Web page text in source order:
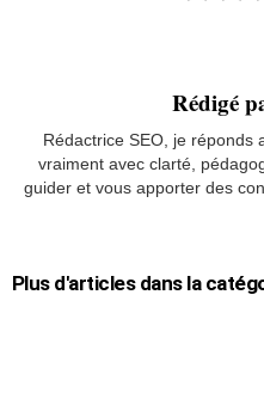
Rédigé
Rédactrice SEO, je réponds
vraiment avec clarté,
guider et vous apporter des
Plus d'articles dans la